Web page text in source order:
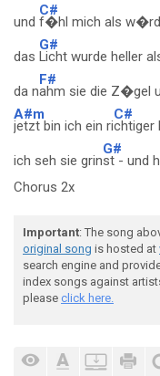
und
C#
f�hl mich als
das
G#
Licht wurde heller
da n
F#
ahm sie die Z�gel
A#m
jetzt bin ich ein ri
C#
chtiger
ich seh sie grin
G#
st - und
Chorus 2x
Important: The song
original song is hosted at
search engine and
index songs against
please click here.